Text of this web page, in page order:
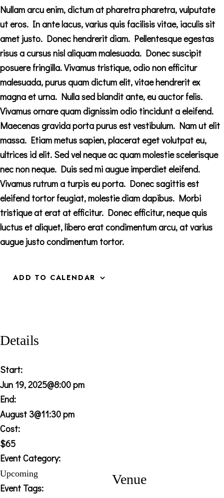
Nullam arcu enim, dictum at pharetra pharetra, vulputate
ut eros. In ante lacus, varius quis facilisis vitae, iaculis sit
amet justo. Donec hendrerit diam. Pellentesque egestas
risus a cursus nisl aliquam malesuada. Donec suscipit
posuere fringilla. Vivamus tristique, odio non efficitur
malesuada, purus quam dictum elit, vitae hendrerit ex
magna et urna. Nulla sed blandit ante, eu auctor felis.
Vivamus ornare quam dignissim odio tincidunt a eleifend.
Maecenas gravida porta purus est vestibulum. Nam ut elit
massa. Etiam metus sapien, placerat eget volutpat eu,
ultrices id elit. Sed vel neque ac quam molestie scelerisque
nec non neque. Duis sed mi augue imperdiet eleifend.
Vivamus rutrum a turpis eu porta. Donec sagittis est
eleifend tortor feugiat, molestie diam dapibus. Morbi
tristique at erat at efficitur. Donec efficitur, neque quis
luctus et aliquet, libero erat condimentum arcu, at varius
augue justo condimentum tortor.
ADD TO CALENDAR
Details
Start:
Jun 19, 2025@8:00 pm
End:
August 3@11:30 pm
Cost:
$65
Event Category:
Upcoming
Event Tags:
Venue